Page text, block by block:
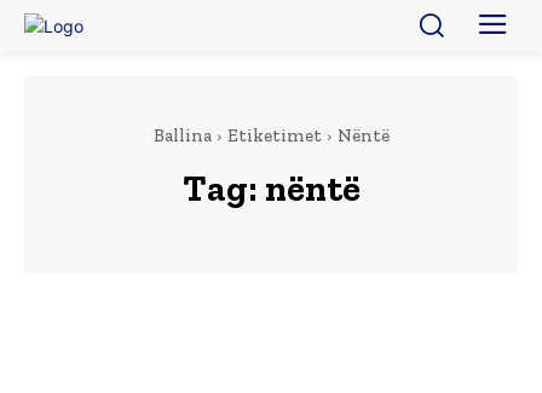
Ballina Etiketimet Nëntë
Tag: nëntë